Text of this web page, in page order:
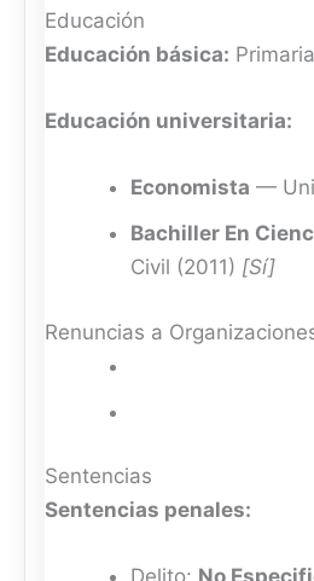
Educación
Educación básica:
Educación universitaria:
Economista —
Bachiller En
Civil (2011) [Sí]
Renuncias a
Sentencias
Sentencias penales: